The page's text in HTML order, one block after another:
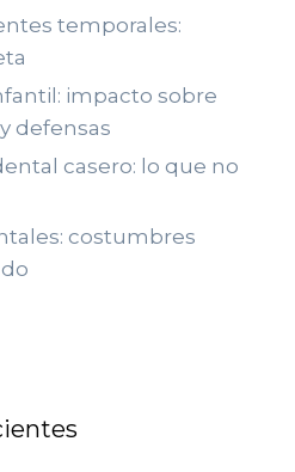
temporales:
impacto sobre
defensas
casero: lo que no
costumbres